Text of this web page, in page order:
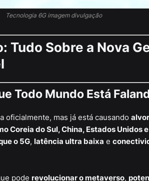
Tecnologia 6G imagem divulgação
Tudo Sobre a Nova
Todo Mundo Está
oficialmente, mas já está causando
Coreia do Sul, China, Estados Unidos
o 5G, latência ultra baixa e
pode revolucionar o metaverso,